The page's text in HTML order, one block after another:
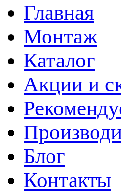
Главная
Монтаж
Каталог
Акции и
Блог
Контакты